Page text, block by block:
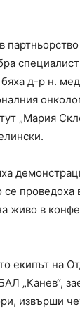
д-р н.
„Мария
се проведоха
живо в
екипът на
„Канев“,
извърши